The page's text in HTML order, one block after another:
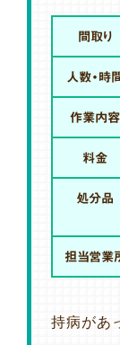
間取り
人数・時
作業内容
料金
処分品
担当営業
持病があ